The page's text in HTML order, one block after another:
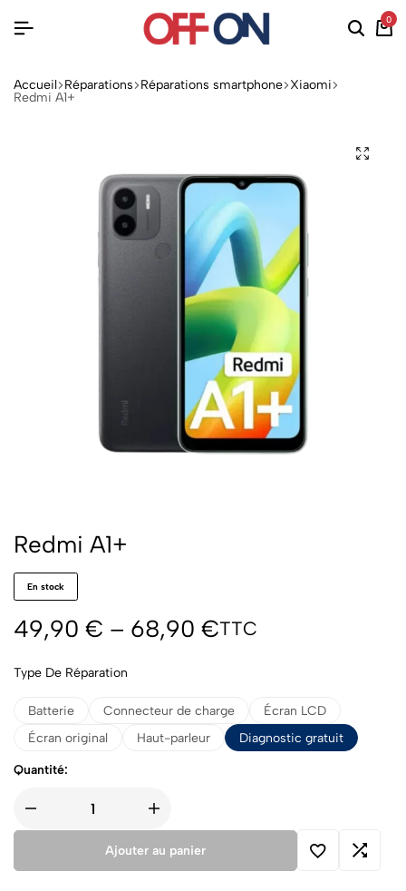
0
Accueil Réparations Réparations smartphone Xiaomi
Redmi A1+
Redmi A1+
En stock
49,90 € – 68,90 €TTC
Type De Réparation
Batterie Connecteur de charge
Écran LCD
Écran original
Haut-parleur Diagnostic gratuit
Quantité:
Ajouter au panier